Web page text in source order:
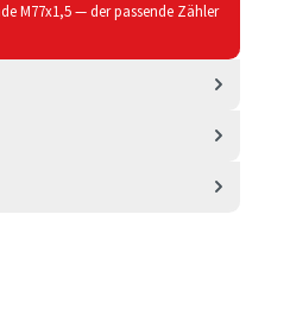
M77x1,5 — der passende Zähler